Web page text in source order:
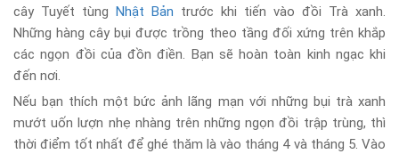
cây Tuyết tùng
Nhật Bản trước khi tiến vào đồi Trà xanh.
Những hàng cây bụi được trồng theo tầng đối xứng trên khắp
các ngọn đồi của đồn điền. Bạn sẽ hoàn toàn kinh ngạc khi
đến nơi.
Nếu bạn thích một bức ảnh lãng mạn với những bụi trà xanh
mướt uốn lượn nhẹ nhàng trên những ngọn đồi trập trùng, thì
thời điểm tốt nhất để ghé thăm là vào tháng 4 và tháng 5. Vào